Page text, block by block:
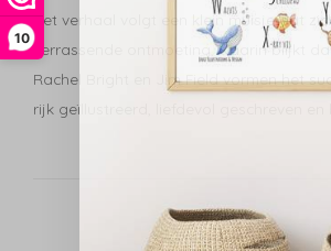
10
Het verhaal volgt een klein muisje dat
verrassende ontmoeting, waarin blijkt
Rachel Bright en Jim Field vormen het
rijk geïllustreerd, liefdevol geschreven